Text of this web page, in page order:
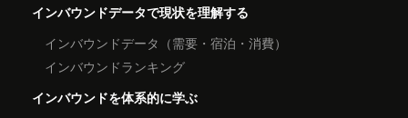
インバウンドデータで現状を理解する
インバウンドデータ（需要・宿泊・消費）
インバウンドランキング
インバウンドを体系的に学ぶ